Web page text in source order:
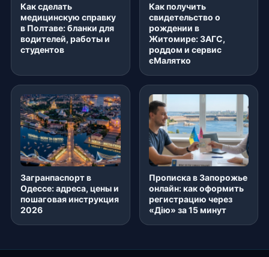
Как сделать
медицинскую справку
в Полтаве: бланки для
водителей, работы и
студентов
Как получить
свидетельство о
рождении в
Житомире: ЗАГС,
роддом и сервис
єМалятко
Загранпаспорт в
Одессе: адреса, цены и
пошаговая инструкция
2026
Прописка в Запорожье
онлайн: как оформить
регистрацию через
«Дію» за 15 минут